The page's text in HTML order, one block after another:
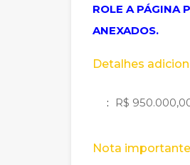
ROLE A PÁGINA
ANEXADOS.
Detalhes
: R$
Nota